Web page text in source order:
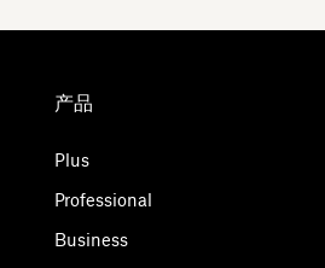
产品
Plus
Professional
Business